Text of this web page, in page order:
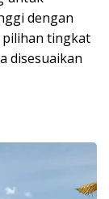
dengan
pilihan tingkat
disesuaikan